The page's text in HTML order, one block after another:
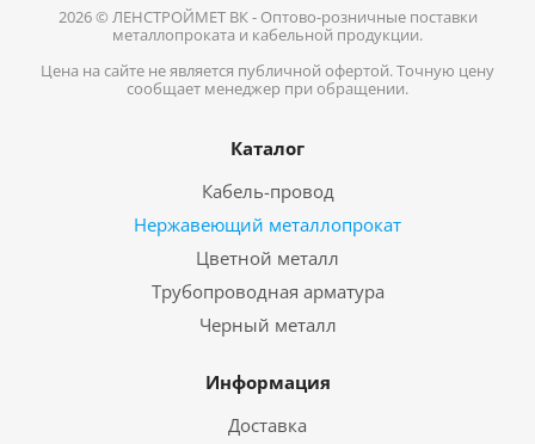
2026 © ЛЕНСТРОЙМЕТ ВК - Оптово-розничные поставки
металлопроката и кабельной продукции.
Цена на сайте не является публичной офертой. Точную цену
сообщает менеджер при обращении.
Каталог
Кабель-провод
Нержавеющий металлопрокат
Цветной металл
Трубопроводная арматура
Черный металл
Информация
Доставка